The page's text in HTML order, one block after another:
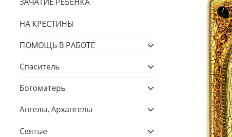
НА КРЕСТИНЫ
ПОМОЩЬ В РАБОТЕ
Спаситель
Богоматерь
Ангелы, Архангелы
Святые